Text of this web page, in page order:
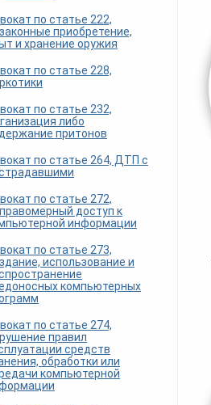
по статье 222,
приобретение,
и хранение оружия
по статье 228,
по статье 232,
либо
притонов
по статье 264, ДТП с
по статье 272,
доступ к
информации
по статье 273,
использование и
компьютерных
по статье 274,
правил
средств
обработки или
компьютерной